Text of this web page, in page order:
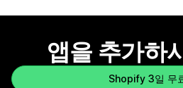
앱을 추가하
Shopify 3일 무